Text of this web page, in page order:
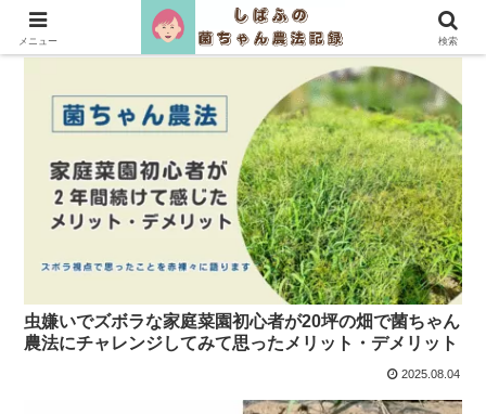
虫嫌いでズボラな家庭菜園初心者が20坪の畑で菌ちゃん
農法にチャレンジしてみて思ったメリット・デメリット
2025.08.04
メニュー 検索